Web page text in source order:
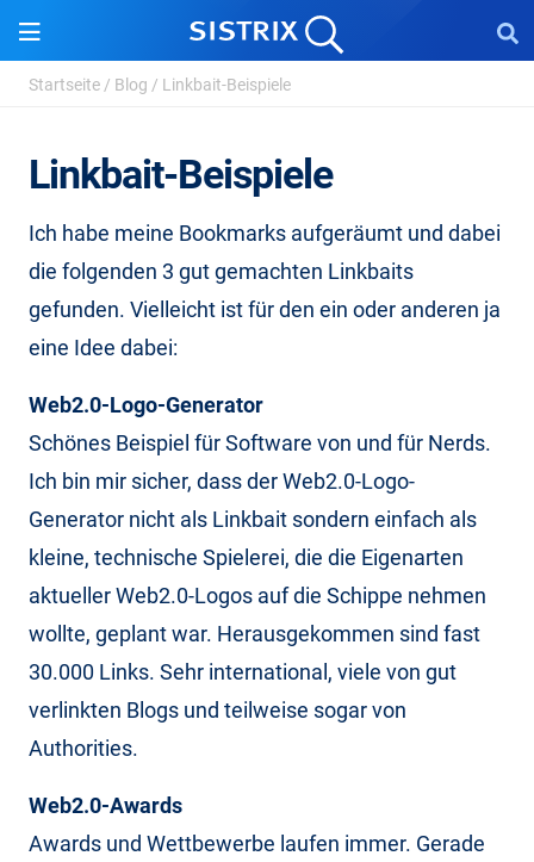
Startseite / Blog / Linkbait-Beispiele
Linkbait-Beispiele
Ich habe meine Bookmarks aufgeräumt und dabei
die folgenden 3 gut gemachten Linkbaits
gefunden. Vielleicht ist für den ein oder anderen ja
eine Idee dabei:
Web2.0-Logo-Generator
Schönes Beispiel für Software von und für Nerds.
Ich bin mir sicher, dass der Web2.0-Logo-
Generator nicht als Linkbait sondern einfach als
kleine, technische Spielerei, die die Eigenarten
aktueller Web2.0-Logos auf die Schippe nehmen
wollte, geplant war. Herausgekommen sind fast
30.000 Links. Sehr international, viele von gut
verlinkten Blogs und teilweise sogar von
Authorities.
Web2.0-Awards
Awards und Wettbewerbe laufen immer. Gerade